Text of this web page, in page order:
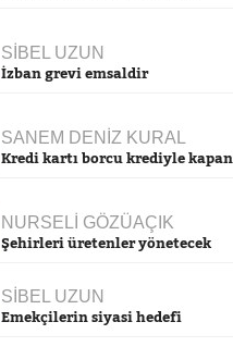
SİBEL UZUN
İzban grevi emsaldir
SANEM DENİZ KURAL
Kredi kartı borcu krediyle
NURSELİ GÖZÜAÇIK
Şehirleri üretenler yönetecek
SİBEL UZUN
Emekçilerin siyasi hedefi